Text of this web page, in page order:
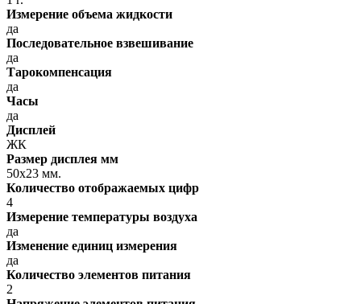
Измерение объема жидкости
да
Последовательное взвешивание
да
Тарокомпенсация
да
Часы
да
Дисплей
ЖК
Размер дисплея мм
50х23 мм.
Количество отображаемых цифр
4
Измерение температуры воздуха
да
Изменение единиц измерения
да
Количество элементов питания
2